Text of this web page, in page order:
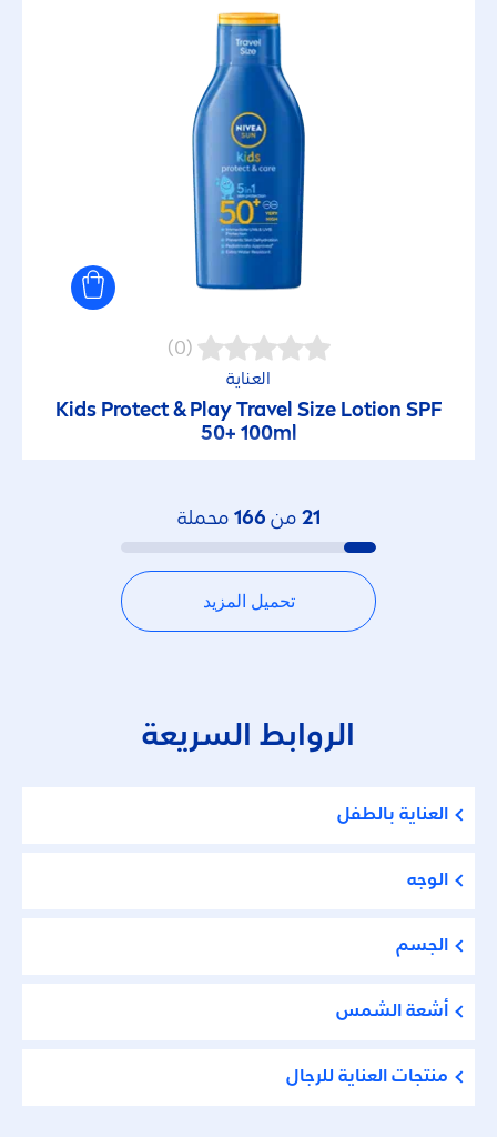
(0)
العناية
Kids Protect& Play Travel Size Lotion SPF
50+ 100ml
21 من 166 محملة
تحميل المزيد
الروابط السريعة
العناية بالطفل
الوجه
الجسم
أشعة الشمس
منتجات العناية للرجال